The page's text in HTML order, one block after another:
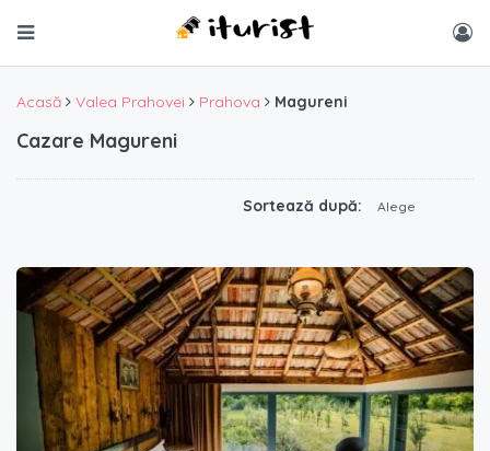
Acasă Valea Prahovei Prahova Magureni
Cazare Magureni
Sortează după: Alege